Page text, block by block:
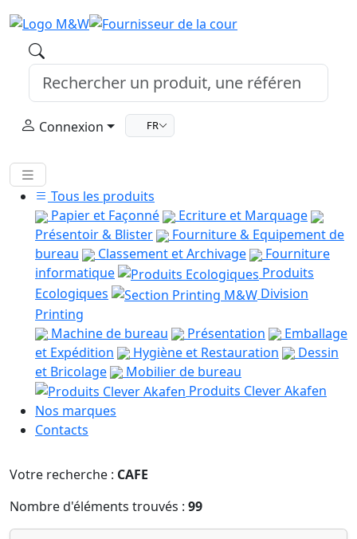
Connexion FR
Tous les produits
Papier et Façonné
Ecriture et Marquage
Présentoir & Blister
Fourniture & Equipement de
bureau
Classement et Archivage
Fourniture
informatique
Produits
Ecologiques
Division
Printing
Machine de bureau
Présentation
Emballage
et Expédition
Hygiène et Restauration
Dessin
et Bricolage
Mobilier de bureau
Produits Clever Akafen
Nos marques
Contacts
Votre recherche : CAFE
Nombre d'éléments trouvés : 99